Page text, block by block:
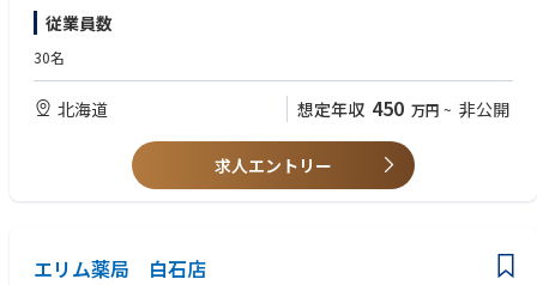
【 店舗情報 】
定休日：日祝
営業時間：月・火・水・金（9:00-18:00）、木（9:00-17:00）、土（9:00-
個人在宅件数：140～150件程度
処方箋内容：皮膚科、面受付
いなづみ皮フ科クリニックの処方を主に応需
従業員数
30名
北海道 想定年収 450 万円 ~ 非公開
求人エントリー
エリム薬局 白石店